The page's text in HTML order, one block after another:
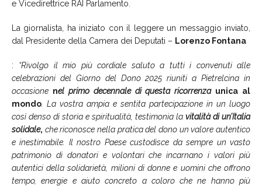
e Vicedirettrice RAI Parlamento.
La giornalista, ha iniziato con il leggere un messaggio inviato,
dal Presidente della Camera dei Deputati – Lorenzo Fontana
: “Rivolgo il mio più cordiale saluto a tutti i convenuti alle
celebrazioni del Giorno del Dono 2025 riuniti a Pietrelcina in
occasione nel primo decennale di questa ricorrenzaunica al
mondo . La vostra ampia e sentita partecipazione in un luogo
così denso di storia e spiritualità, testimonia la vitalità di un’Italia
solidale, che riconosce nella pratica del dono un valore autentico
e inestimabile. Il nostro Paese custodisce da sempre un vasto
patrimonio di donatori e volontari che incarnano i valori più
autentici della solidarietà, milioni di donne e uomini che offrono
tempo, energie e aiuto concreto a coloro che ne hanno più